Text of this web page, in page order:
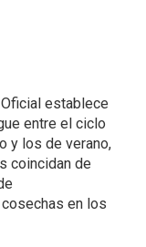
establece
entre el ciclo
y los de verano,
coincidan de
en los